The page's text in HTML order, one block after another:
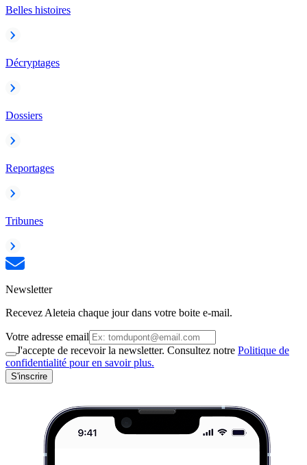
Belles histoires
Décryptages
Dossiers
Reportages
Tribunes
Newsletter
Recevez Aleteia chaque jour dans votre boite e-mail.
Votre adresse email
J'accepte de recevoir la newsletter. Consultez notre Politique de
confidentialité pour en savoir plus.
S'inscrire